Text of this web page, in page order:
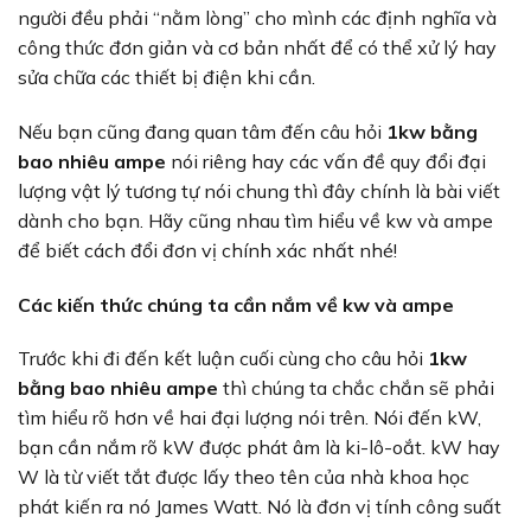
người đều phải “nằm lòng” cho mình các định nghĩa và
công thức đơn giản và cơ bản nhất để có thể xử lý hay
sửa chữa các thiết bị điện khi cần.
Nếu bạn cũng đang quan tâm đến câu hỏi 1kw bằng
bao nhiêu ampe nói riêng hay các vấn đề quy đổi đại
lượng vật lý tương tự nói chung thì đây chính là bài viết
dành cho bạn. Hãy cũng nhau tìm hiểu về kw và ampe
để biết cách đổi đơn vị chính xác nhất nhé!
Các kiến thức chúng ta cần nắm về kw và ampe
Trước khi đi đến kết luận cuối cùng cho câu hỏi 1kw
bằng bao nhiêu ampe thì chúng ta chắc chắn sẽ phải
tìm hiểu rõ hơn về hai đại lượng nói trên. Nói đến kW,
bạn cần nắm rõ kW được phát âm là ki-lô-oắt. kW hay
W là từ viết tắt được lấy theo tên của nhà khoa học
phát kiến ra nó James Watt. Nó là đơn vị tính công suất